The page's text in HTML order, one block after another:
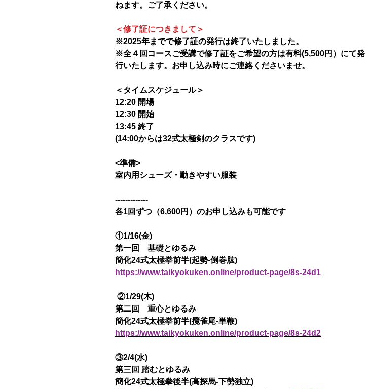
ねます。ご了承ください。
＜修了証につきまして＞
※2025年までで修了証の発行は終了いたしました。
※全４回コースご受講で修了証をご希望の方は有料(5,500円）にて発
行いたします。お申し込み時にご連絡くださいませ。
＜タイムスケジュール＞
12:20 開場
12:30 開始
13:45 終了
(14:00からは32式太極剣のクラスです)
<準備>
室内用シューズ・動きやすい服装
-------------
各1回ずつ（6,600円）のお申し込みも可能です
①1/16(金)
第一回 基礎とゆるみ
簡化24式太極拳前半(起勢-倒巻肱)
https://www.taikyokuken.online/product-page/8s-24d1
②1/29(木)
第二回 重心とゆるみ
簡化24式太極拳前半(攬雀尾-単鞭)
https://www.taikyokuken.online/product-page/8s-24d2
③2/4(水)
第三回 踏むとゆるみ
簡化24式太極拳後半(高探馬-下勢独立)